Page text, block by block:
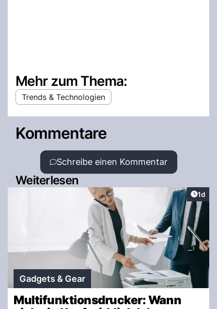
Mehr zum Thema:
Trends & Technologien
Kommentare
Schreibe einen Kommentar
Weiterlesen
1d
Gadgets & Gear
Multifunktionsdrucker: Wann